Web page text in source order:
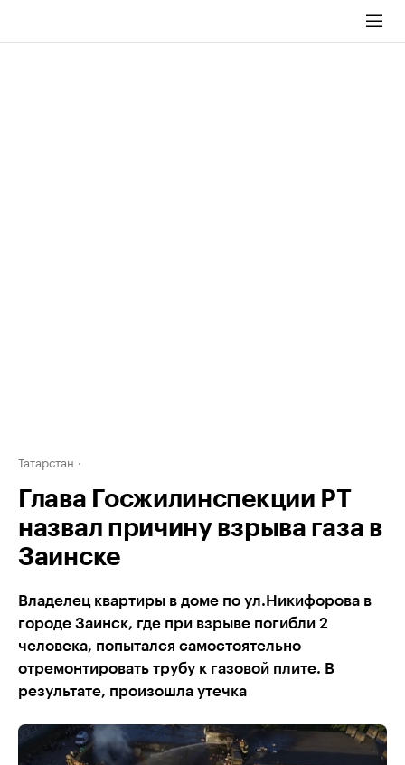
Татарстан
Глава Госжилинспекции РТ
назвал причину взрыва газа в
Заинске
Владелец квартиры в доме по ул.Никифорова в
городе Заинск, где при взрыве погибли 2
человека, попытался самостоятельно
отремонтировать трубу к газовой плите. В
результате, произошла утечка